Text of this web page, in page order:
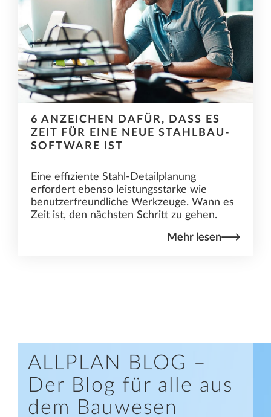
6 ANZEICHEN DAFÜR, DASS ES
ZEIT FÜR EINE NEUE STAHLBAU-
SOFTWARE IST
Eine effiziente Stahl-Detailplanung
erfordert ebenso leistungsstarke wie
benutzerfreundliche Werkzeuge. Wann es
Zeit ist, den nächsten Schritt zu gehen.
Mehr lesen
ALLPLAN BLOG –
Der Blog für alle aus
dem Bauwesen